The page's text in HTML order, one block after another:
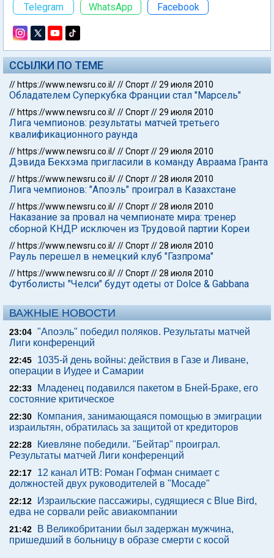
Telegram
WhatsApp Facebook
ССЫЛКИ ПО ТЕМЕ
// https://www.newsru.co.il///Спорт//29 июля 2010
Обладателем Суперкубка Франции стал "Марсель"
// https://www.newsru.co.il///Спорт//29 июля 2010
Лига чемпионов: результаты матчей третьего
квалификационного раунда
// https://www.newsru.co.il///Спорт//29 июля 2010
Дэвида Бекхэма пригласили в команду Авраама Гранта
// https://www.newsru.co.il///Спорт//28 июля 2010
Лига чемпионов: "Апоэль" проиграл в Казахстане
// https://www.newsru.co.il///Спорт//28 июля 2010
Наказание за провал на чемпионате мира: тренер
сборной КНДР исключен из Трудовой партии Кореи
// https://www.newsru.co.il///Спорт//28 июля 2010
Рауль перешел в немецкий клуб "Газпрома"
// https://www.newsru.co.il///Спорт//28 июля 2010
Футболисты "Челси" будут одеты от Dolce & Gabbana
ВАЖНЫЕ НОВОСТИ
23:04 "Апоэль" победил поляков. Результаты матчей
Лиги конференций
22:45
1035-й день войны: действия в Газе и Ливане,
операции в Иудее и Самарии
22:33
Младенец подавился пакетом в Бней-Браке, его
состояние критическое
22:30
Компания, занимающаяся помощью в эмиграции
израильтян, обратилась за защитой от кредиторов
22:28
Киевляне победили. "Бейтар" проиграл.
Результаты матчей Лиги конференций
22:17
12 канал ИТВ: Роман Гофман снимает с
должностей двух руководителей в "Мосаде"
22:12
Израильские пассажиры, судящиеся с Blue Bird,
едва не сорвали рейс авиакомпании
21:42
В Великобритании был задержан мужчина,
пришедший в больницу в образе смерти с косой